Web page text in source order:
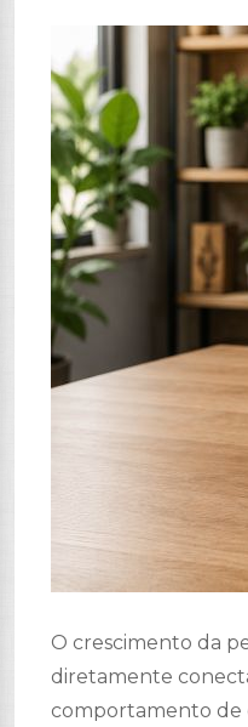
O crescimento da
diretamente
comportamento de